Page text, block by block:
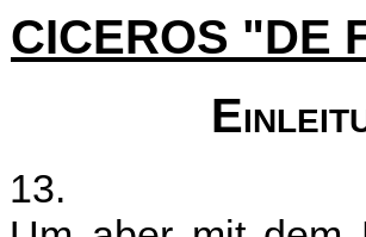
CICEROS "DE
13.